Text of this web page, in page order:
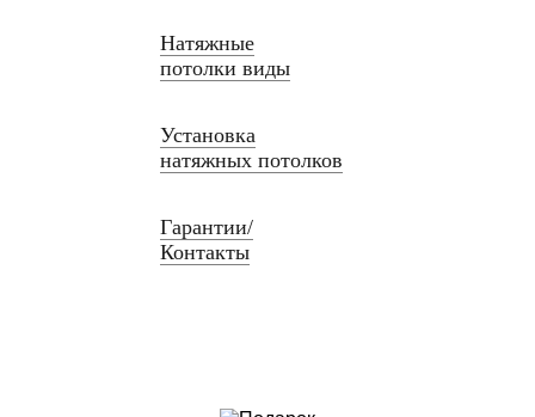
Натяжные
потолки виды
Установка
натяжных потолков
Гарантии/
Контакты